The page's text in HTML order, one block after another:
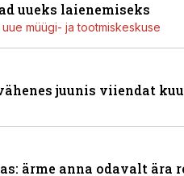
uueks laienemiseks
müügi- ja tootmiskeskuse
juunis viiendat
ärme anna odavalt ära